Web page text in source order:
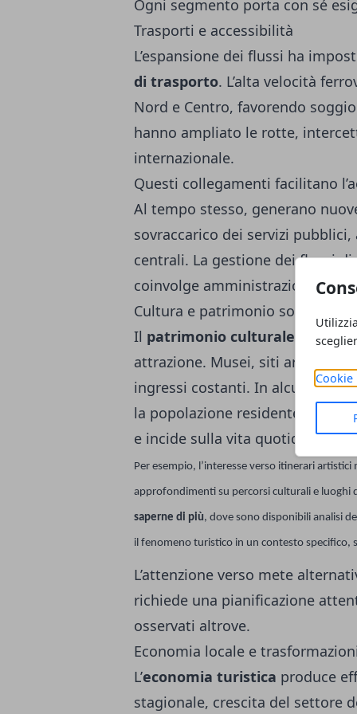
Cookie
Ogni segmento porta con sé
Trasporti e accessibilità
L’espansione dei flussi ha
di trasporto. L’alta velocità
Nord e Centro, favorendo
hanno ampliato le rotte,
internazionale.
Questi collegamenti facilitano
Al tempo stesso, generano
sovraccarico dei servizi
centrali. La gestione dei flussi
coinvolge amministrazioni e
Cultura e patrimonio sotto
Il patrimonio culturale italiano
attrazione. Musei, siti
ingressi costanti. In alcune
la popolazione residente.
e incide sulla vita quotidiana.
Per esempio, l’interesse verso itinerari
approfondimenti su percorsi culturali e luoghi
saperne di più, dove sono disponibili analisi
il fenomeno turistico in un contesto specifico,
L’attenzione verso mete
richiede una pianificazione
osservati altrove.
Economia locale e
L’economia turistica produce
stagionale, crescita del settore